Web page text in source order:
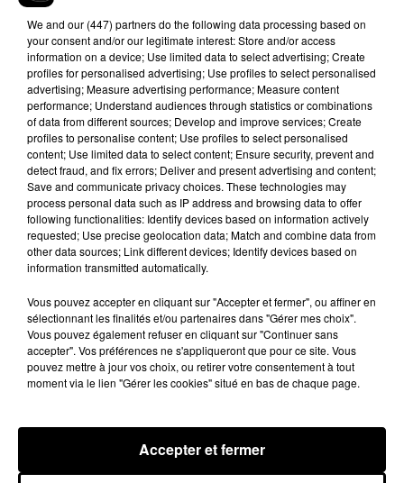
Hip-Hop News
7 août 2026
Brent Faiyaz a le cœur brisé dans son
nouveau clip
7 août 2026
Rihanna de retour en studio ? A$AP
Rocky relance l'espoir des fans
7 août 2026
Tayc et Didi B dévoilent le single le plus
dansant de l’année
Franglish et Keblack dévoilent une
We and our (447) partnersdo the following data processing based on
your consent and/or our legitimate interest: Store and/or access
information on a device; Use limited data to select advertising; Create
profiles for personalised advertising; Use profiles to select personalised
advertising; Measure advertising performance; Measure content
performance; Understand audiences through statistics or combinations
of data from different sources; Develop and improve services; Create
profiles to personalise content; Use profiles to select personalised
content; Use limited data to select content; Ensure security, prevent and
detect fraud, and fix errors; Deliver and present advertising and content;
Save and communicate privacy choices. These technologies may
process personal data such as IP address and browsing data to offer
following functionalities: Identify devices based on information actively
requested; Use precise geolocation data; Match and combine data from
other data sources; Link different devices; Identify devices based on
information transmitted automatically.
Vous pouvez accepter en cliquant sur "Accepter et fermer", ou affiner en
sélectionnant les finalités et/ou partenaires dans "Gérer mes choix".
Vous pouvez également refuser en cliquant sur "Continuer sans
accepter". Vos préférences ne s'appliqueront que pour ce site. Vous
pouvez mettre à jour vos choix, ou retirer votre consentement à tout
moment via le lien "Gérer les cookies" situé en bas de chaque page.
Accepter et fermer